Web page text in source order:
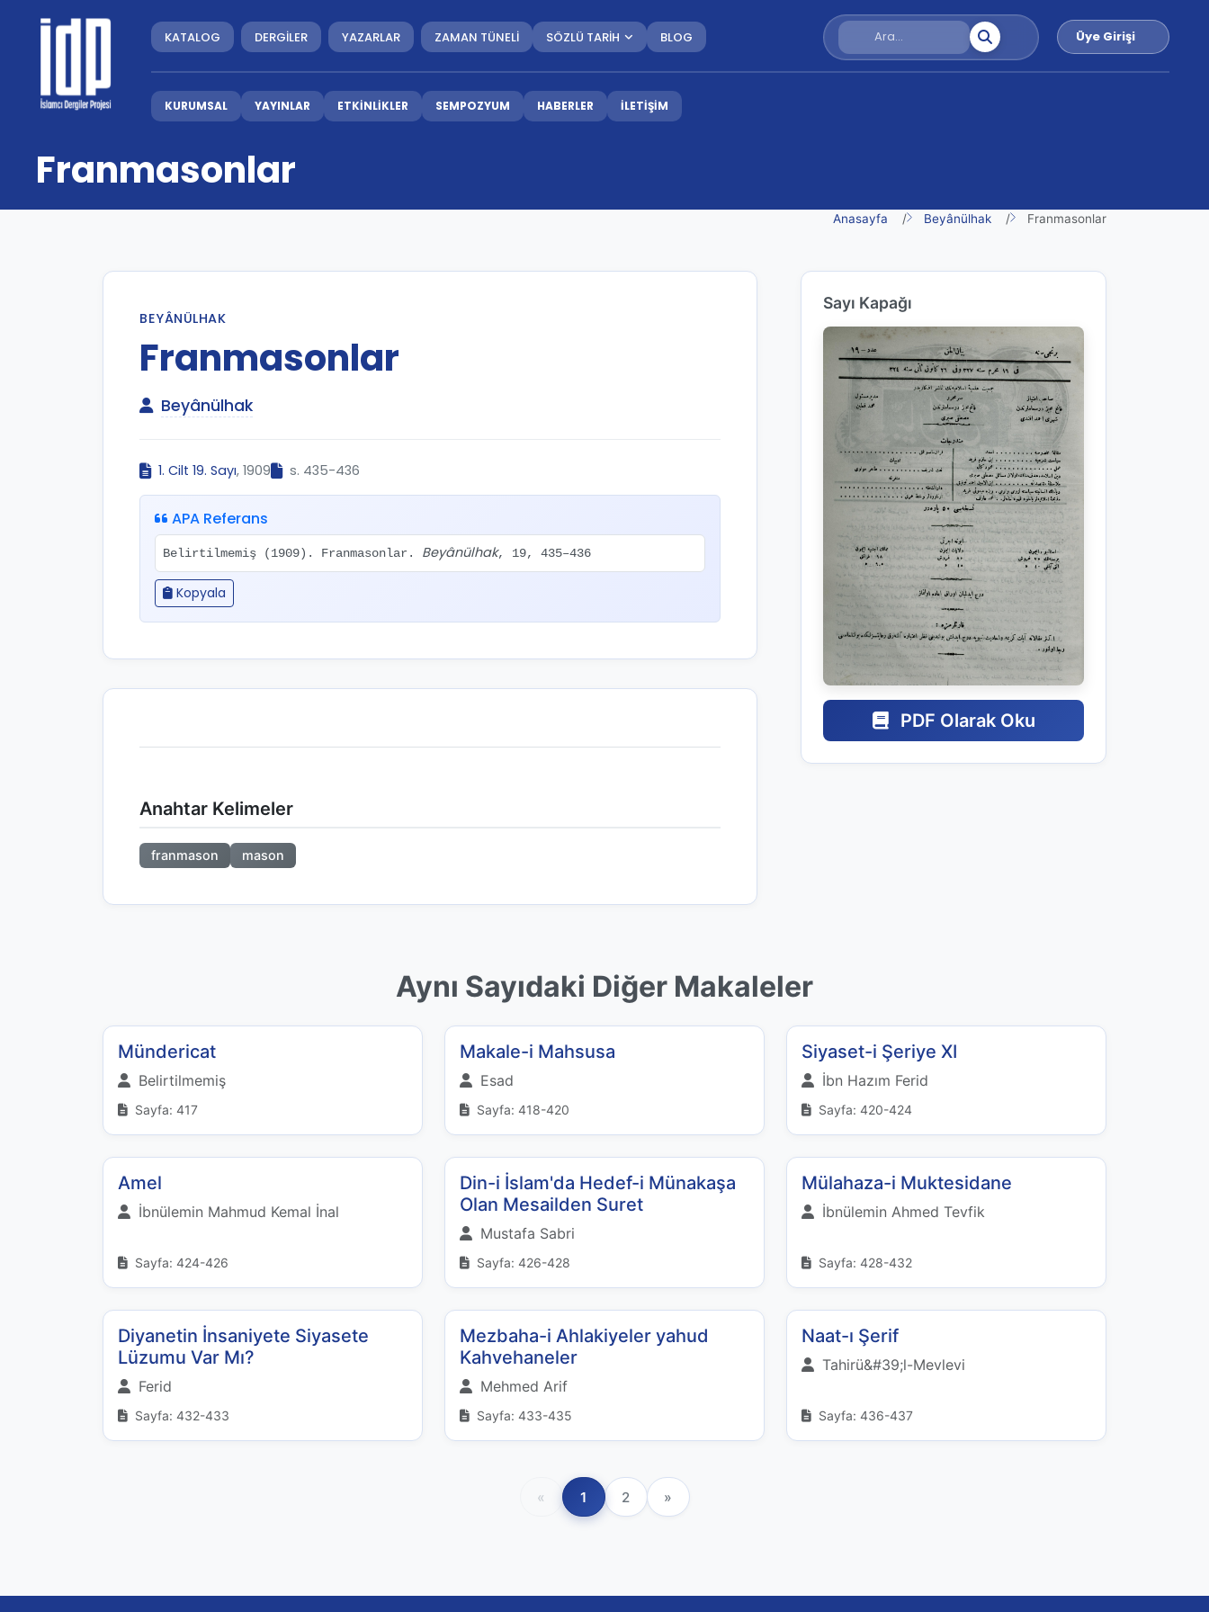
KATALOG DERGİLER YAZARLAR ZAMAN TÜNELİ SÖZLÜ TARİH BLOG Üye Girişi
KURUMSAL YAYINLAR ETKİNLİKLER SEMPOZYUM HABERLER İLETİŞİM
Franmasonlar
Anasayfa Beyânülhak Franmasonlar
BEYÂNÜLHAK
Franmasonlar
Beyânülhak
1. Cilt 19. Sayı, 1909 s. 435-436
APA Referans
Belirtilmemiş (1909). Franmasonlar. Beyânülhak, 19, 435–436
Kopyala
Anahtar Kelimeler
franmason mason
Sayı Kapağı
PDF Olarak Oku
Aynı Sayıdaki Diğer Makaleler
Mündericat
Belirtilmemiş
Sayfa: 417
Makale-i Mahsusa
Esad
Sayfa: 418-420
Siyaset-i Şeriye XI
İbn Hazım Ferid
Sayfa: 420-424
Amel
İbnülemin Mahmud Kemal İnal
Sayfa: 424-426
Din-i İslam'da Hedef-i Münakaşa
Olan Mesailden Suret
Mustafa Sabri
Sayfa: 426-428
Mülahaza-i Muktesidane
İbnülemin Ahmed Tevfik
Sayfa: 428-432
Diyanetin İnsaniyete Siyasete
Lüzumu Var Mı?
Ferid
Sayfa: 432-433
Mezbaha-i Ahlakiyeler yahud
Kahvehaneler
Mehmed Arif
Sayfa: 433-435
Naat-ı Şerif
Tahirü&#39;l-Mevlevi
Sayfa: 436-437
« 1 2 »